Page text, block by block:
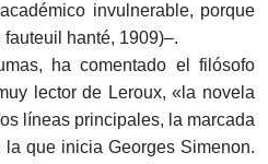
invulnerable, porque
hanté, 1909)–.
ha comentado el filósofo
lector de Leroux, «la novela
líneas principales, la marcada
que inicia Georges Simenon.